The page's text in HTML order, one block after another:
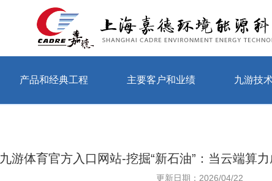
产品和经典工程 主要客户和业绩 九游技
九游体育官方入口网站-挖掘“新石油”：当云端算
更新日期：2026/04/22